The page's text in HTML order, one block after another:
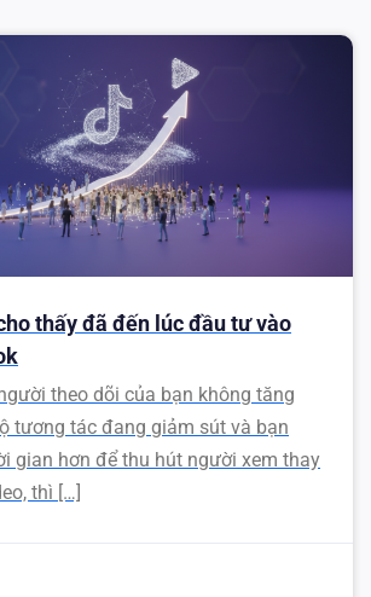
thấy đã đến lúc đầu tư vào
theo dõi của bạn không tăng
tương tác đang giảm sút và bạn
gian hơn để thu hút người xem thay
thì […]